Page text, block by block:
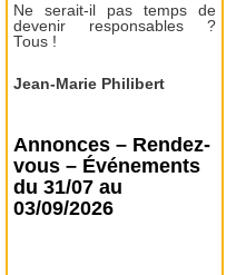
Ne serait-il pas temps de
devenir responsables ?
Tous !
Jean-Marie Philibert
Annonces – Rendez-
vous – Événements
du 31/07 au
03/09/2026